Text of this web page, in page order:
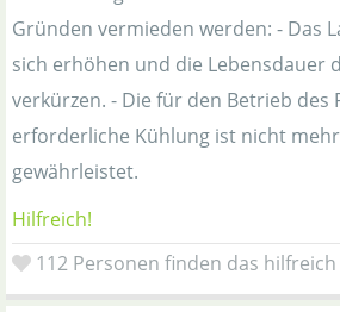
Gründen vermieden werden: - Das
sich erhöhen und die Lebensdauer
verkürzen. - Die für den Betrieb des
erforderliche Kühlung ist nicht
gewährleistet.
Hilfreich!
112 Personen finden das hilfreich